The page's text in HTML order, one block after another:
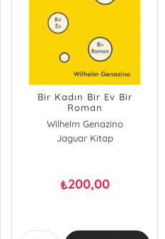
Bir Kadın Bir Ev Bir
Roman
Wilhelm Genazino
Jaguar Kitap
₺200,00